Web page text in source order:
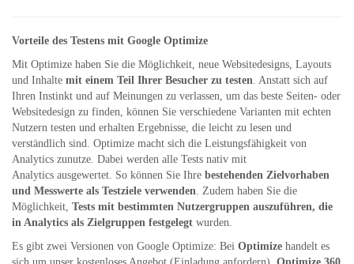
Vorteile des Testens mit Google Optimize
Mit Optimize haben Sie die Möglichkeit, neue Websitedesigns, Layouts
und Inhalte mit einem Teil Ihrer Besucher zu testen . Anstatt sich auf
Ihren Instinkt und auf Meinungen zu verlassen, um das beste Seiten- oder
Websitedesign zu finden, können Sie verschiedene Varianten mit echten
Nutzern testen und erhalten Ergebnisse, die leicht zu lesen und
verständlich sind. Optimize macht sich die Leistungsfähigkeit von
Analytics zunutze. Dabei werden alle Tests nativ mit
Analytics ausgewertet. So können Sie Ihre bestehenden Zielvorhaben
und Messwerte als Testziele verwenden . Zudem haben Sie die
Möglichkeit, Tests mit bestimmten Nutzergruppen auszuführen, die
in Analytics als Zielgruppen festgelegt wurden.
Es gibt zwei Versionen von Google Optimize: Bei Optimize handelt es